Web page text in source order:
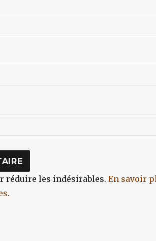
réduire les indésirables.En savoir
.